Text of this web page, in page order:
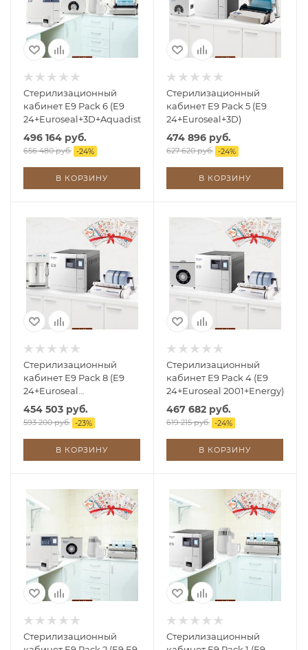
Стерилизационный
кабинет E9 Pack 6 (E9
24+Euroseal+3D+Aquadist)
496 164 руб.
656 480 руб. -24%
В КОРЗИНУ
Стерилизационный
кабинет E9 Pack 5 (E9
24+Euroseal+3D)
474 896 руб.
627 620 руб. -24%
В КОРЗИНУ
Стерилизационный
кабинет E9 Pack 8 (E9
24+Euroseal
2001+Aquafilter)
454 503 руб.
593 200 руб. -23%
В КОРЗИНУ
Стерилизационный
кабинет E9 Pack 4 (E9
24+Euroseal 2001+Energy)
467 682 руб.
619 215 руб. -24%
В КОРЗИНУ
Стерилизационный
Стерилизационный